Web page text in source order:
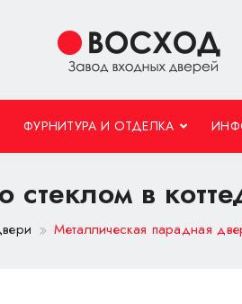
ФУРНИТУРА И ОТДЕЛКА
стеклом в
Металлическая парадная